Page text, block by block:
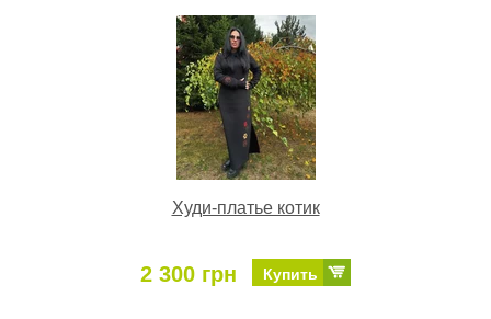
Худи-платье котик
2 300 грн Купить